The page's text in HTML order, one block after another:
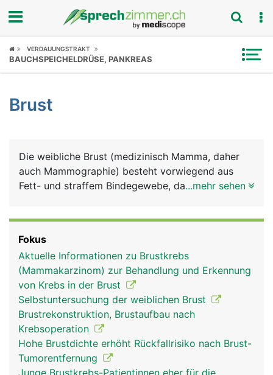
Fokus
Symptome
News
Rubriken
VERDAUUNGSTRAKT
BAUCHSPEICHELDRÜSE, PANKREAS
Brust
Die weibliche Brust (medizinisch Mamma, daher
auch Mammographie) besteht vorwiegend aus
Fett- und straffem Bindegewebe, das wesentlich
Brustwarze münden. Die Brüste wachsen mit
Beginn der Geschlechtsreife, gesteuert von den
weiblichen Geschlechtsorganen (Östrogen,
Gestagen). Das äussere Erscheinungsbild der
Brüste - Grösse, Form, Brustwarzen und
Brustwarzenvorhof - ist von Frau zu Frau
verschieden. Die Hauptfunktion der weiblichen
Brust ist die Produktion der Muttermilch zur
Ernährung eines Säuglings in den ersten
...mehr sehen
Fokus
Aktuelle Informationen zu Brustkrebs
(Mammakarzinom) zur Behandlung und Erkennung
von Krebs in der Brust
Selbstuntersuchung der weiblichen Brust
Brustrekonstruktion, Brustaufbau nach
Krebsoperation
Hohe Brustdichte erhöht Rückfallrisiko nach Brust-
Tumorentfernung
Junge Brustkrebs-Patientinnen eher für die